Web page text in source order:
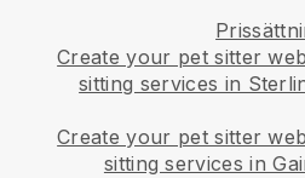
Create your pet sitter
sitting services in
Create your pet sitter
sitting services in